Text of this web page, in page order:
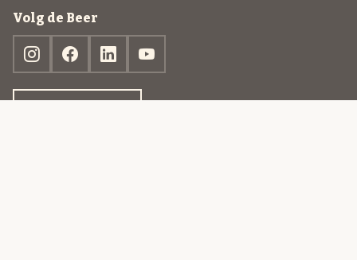
Volg de Beer